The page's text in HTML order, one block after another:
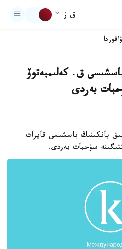
ق ز
اقوردا
ق. كەلىمبەتوۆ
بەردى
بانكىنىڭ باسشىسى قايرات